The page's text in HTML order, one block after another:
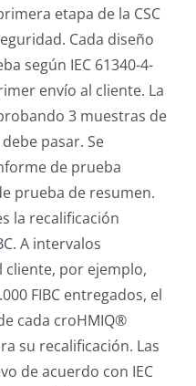
etapa de la CSC
Cada diseño
según IEC 61340-4-
envío al cliente. La
3 muestras de
pasar. Se
de prueba
prueba de resumen.
la recalificación
A intervalos
cliente, por ejemplo,
FIBC entregados, el
cada croHMIQ®
su recalificación. Las
de acuerdo con IEC